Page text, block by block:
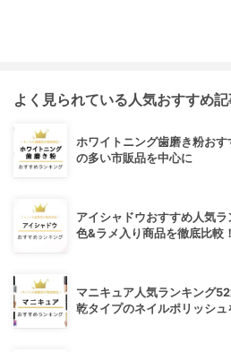
よく見られている人気おすすめ
ホワイトニング歯磨き粉お
の多い市販品を中心に
アイシャドウおすすめ人気
色&ラメ入り商品を徹底比較！
マニキュア人気ランキング
乾タイプのネイルポリッシュ